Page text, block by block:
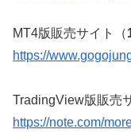
MT4版販売サイト（
https://
TradingView版販売
https://note.com/